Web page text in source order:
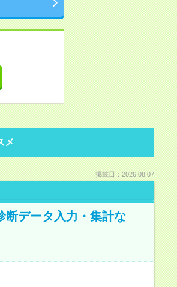
メ
掲載日：2026.08.07
断データ入力・集計な